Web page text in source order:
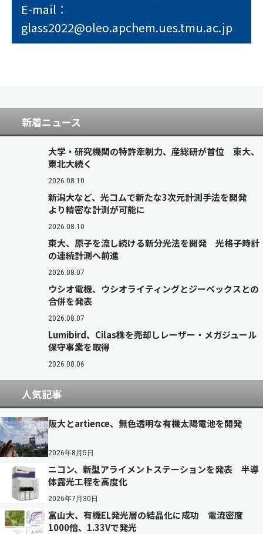
E-mail：
glass2022@oleo.apchem.ues.tmu.ac.jp
新着ニュース
大学・研究機関の特許牽制力、産総研が首位 東大、
東北大続く
2026.08.10
新潟大など、光コムで新たな3次元計測手法を開発
より精密な計測が可能に
2026.08.10
東大、原子を流し続ける新分光法を開発 光格子時計
の連続計測へ前進
2026.08.07
ウシオ電機、ウシオライティングとジーベックスとの
合併を発表
2026.08.07
Lumibird、Cilas株を売却しレーザー・メガジュール
保守事業を取得
2026.08.06
人気記事
阪大とartience、無色透明な有機太陽電池を開発
2026年8月5日
ニコン、新型アライメントステーションを発表 半導
体露光工程を高度化
2026年7月30日
富山大、有機EL発光層の結晶化に成功 電流密度
1000倍、1.33Vで発光